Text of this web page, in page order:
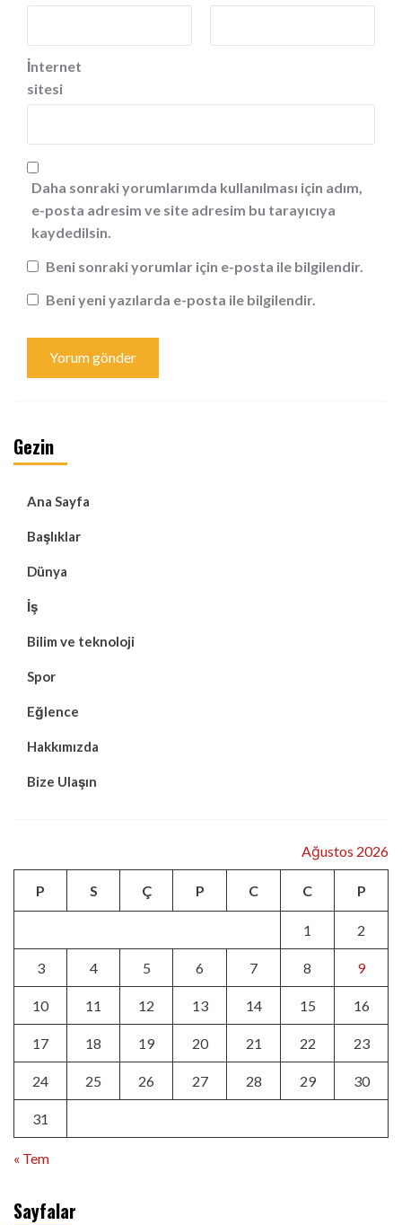
İnternet
sitesi
Daha sonraki yorumlarımda kullanılması için adım,
e-posta adresim ve site adresim bu tarayıcıya
kaydedilsin.
Beni sonraki yorumlar için e-posta ile bilgilendir.
Beni yeni yazılarda e-posta ile bilgilendir.
Gezin
Ana Sayfa
Başlıklar
Dünya
İş
Bilim ve teknoloji
Spor
Eğlence
Hakkımızda
Bize Ulaşın
Ağustos 2026
P S Ç P C C P
1 2
3 4 5 6 7 8 9
10 11 12 13 14 15 16
17 18 19 20 21 22 23
24 25 26 27 28 29 30
31
« Tem
Sayfalar